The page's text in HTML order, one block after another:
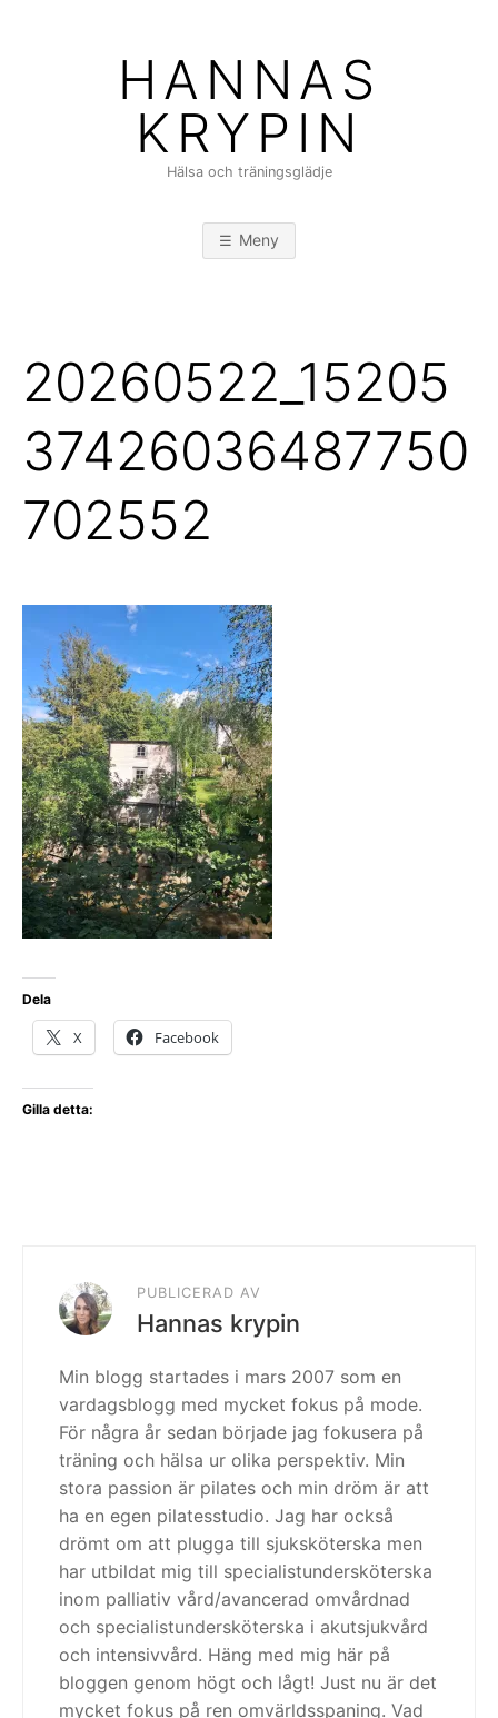
HANNAS
KRYPIN
Hälsa och träningsglädje
Meny
20260522_15205
37426036487750
702552
Dela
X Facebook
Gilla detta:
PUBLICERAD AV
Hannas krypin
Min blogg startades i mars 2007 som en
vardagsblogg med mycket fokus på mode.
För några år sedan började jag fokusera på
träning och hälsa ur olika perspektiv. Min
stora passion är pilates och min dröm är att
ha en egen pilatesstudio. Jag har också
drömt om att plugga till sjuksköterska men
har utbildat mig till specialistundersköterska
inom palliativ vård/avancerad omvårdnad
och specialistundersköterska i akutsjukvård
och intensivvård. Häng med mig här på
bloggen genom högt och lågt! Just nu är det
mycket fokus på ren omvärldsspaning. Vad